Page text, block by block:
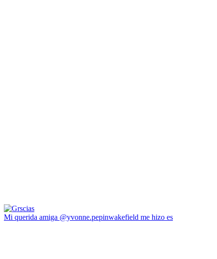
Mi querida amiga @yvonne.pepinwakefield me hizo es